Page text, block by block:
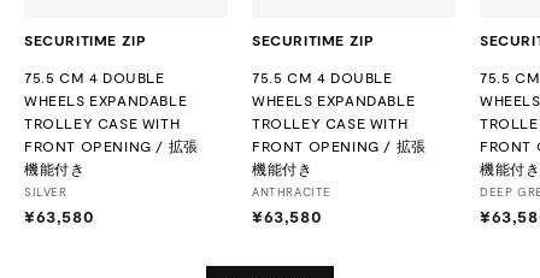
SECURITIME ZIP
75.5 CM 4 DOUBLE
WHEELS EXPANDABLE
TROLLEY CASE WITH
FRONT OPENING / 拡張
機能付き
SILVER
¥63,580
SECURITIME ZIP
75.5 CM 4 DOUBLE
WHEELS EXPANDABLE
TROLLEY CASE WITH
FRONT OPENING / 拡張
機能付き
ANTHRACITE
¥63,580
3
75.5
FRONT
機能付き
DEEP